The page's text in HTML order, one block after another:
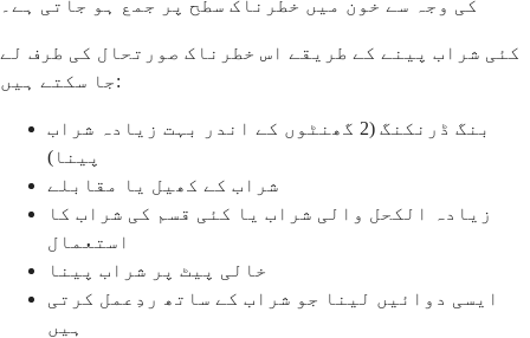
کی وجہ سے خون میں خطرناک سطح پر جمع ہو جاتی ہے۔
کئی شراب پینے کے طریقے اس خطرناک صورتحال کی طرف لے
جا سکتے ہیں:
بنگ ڈرنکنگ (2 گھنٹوں کے اندر بہت زیادہ شراب
پینا)
شراب کے کھیل یا مقابلے
زیادہ الکحل والی شراب یا کئی قسم کی شراب کا
استعمال
خالی پیٹ پر شراب پینا
ایسی دوائیں لینا جو شراب کے ساتھ ردِعمل کرتی
ہیں